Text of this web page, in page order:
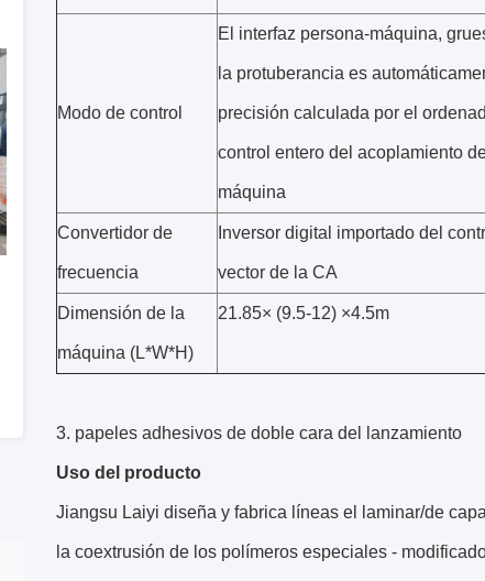
Modo de control
El interfaz persona-máquina,
la protuberancia es
precisión calculada por el
control entero del acoplamiento
máquina
Convertidor de
frecuencia
Inversor digital importado del
vector de la CA
Dimensión de la
máquina (L*W*H)
21.85× (9.5-12) ×4.5m
3. papeles adhesivos de doble cara del lanzamiento
Uso del producto
Jiangsu Laiyi diseña y fabrica líneas el laminar/de
la coextrusión de los polímeros especiales -